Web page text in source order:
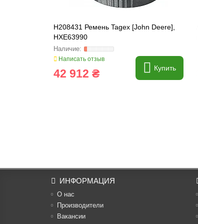
H208431 Ремень Tagex [John Deere],
HXE63990
Написать отзыв
42 912 ₴ Купить
ИНФОРМАЦИЯ
О нас
Производители
Вакансии